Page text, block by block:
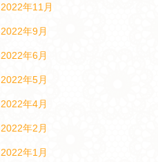
2022年11月
2022年9月
2022年6月
2022年5月
2022年4月
2022年2月
2022年1月